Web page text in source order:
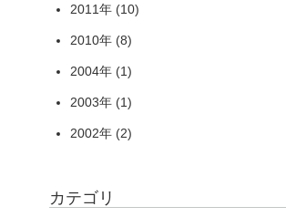
2011年 (10)
2010年 (8)
2004年 (1)
2003年 (1)
2002年 (2)
カテゴリ